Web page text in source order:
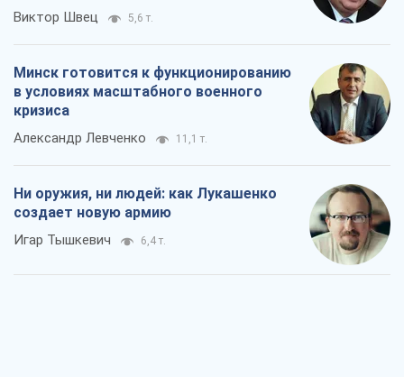
Виктор Швец 5,6 т.
Минск готовится к функционированию
в условиях масштабного военного
кризиса
Александр Левченко 11,1 т.
Ни оружия, ни людей: как Лукашенко
создает новую армию
Игар Тышкевич 6,4 т.